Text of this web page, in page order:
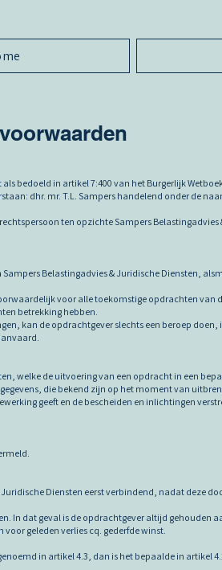
bedoeld in artikel 7:400 van het Burgerlijk
dhr. mr. T.L. Sampers handelend onder de
ten opzichte Sampers Belastingadvies
Belastingadvies & Juridische Diensten,
voor alle toekomstige opdrachten van
betrekking hebben.
kan de opdrachtgever slechts een beroep
welke de uitvoering van een opdracht in een
die bekend zijn op het moment van
geeft en de bescheiden en inlichtingen
Diensten eerst verbindend, nadat deze
In dat geval is de opdrachtgever altijd gehouden
geleden verlies cq. gederfde winst.
in artikel 4.3, dan is het bepaalde in artikel